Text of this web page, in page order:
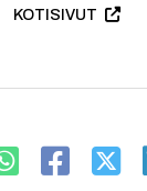
KOTISIVUT